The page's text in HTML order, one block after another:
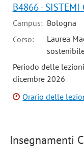
B4866 - SISTEMI
Campus: Bologna
Corso:
Laurea
Periodo delle
dicembre 2026
Orario delle
Insegnamenti